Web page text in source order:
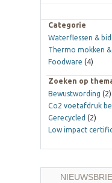
Categorie
Waterflessen &
Thermo mokken
Foodware (4)
Zoeken op
Bewustwording (2)
Co2 voetafdruk
Gerecycled (2)
Low impact